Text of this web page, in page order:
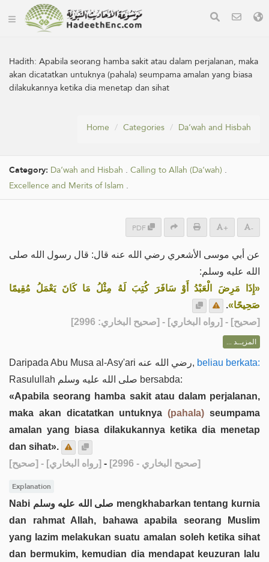
Hadith:Apabila seorang hamba sakit atau dalam perjalanan, maka
akan dicatatkan untuknya (pahala) seumpama amalan yang biasa
dilakukannya ketika dia menetap dan sihat
Home Categories Da‘wah and Hisbah
Category: Da‘wah and Hisbah . Calling to Allah (Da‘wah) .
Excellence and Merits of Islam .
PDF + -
عن أبي موسى الأشعري رضي الله عنه قال: قال رسول الله صلى
الله عليه وسلم:
«إِذَا مَرِضَ الْعَبْدُ أَوْ سَافَرَ كُتِبَ لَهُ مِثْلُ مَا كَانَ يَعْمَلُ مُقِيمًا
صَحِيحًا».
[صحيح] - [رواه البخاري] - [صحيح البخاري: 2996]
المزيــد ...
Daripada Abu Musa al-Asy'ari رضي الله عنه, beliau berkata:
Rasulullah صلى الله عليه وسلم bersabda:
«Apabila seorang hamba sakit atau dalam perjalanan,
maka akan dicatatkan untuknya(pahala) seumpama
amalan yang biasa dilakukannya ketika dia menetap
dan sihat».
[صحيح]
- [رواه البخاري] - [صحيح البخاري - 2996]
Explanation
Nabi صلى الله عليه وسلم mengkhabarkan tentang kurnia
dan rahmat Allah, bahawa apabila seorang Muslim
yang lazim melakukan suatu amalan soleh ketika sihat
dan bermukim, kemudian dia mendapat keuzuran lalu